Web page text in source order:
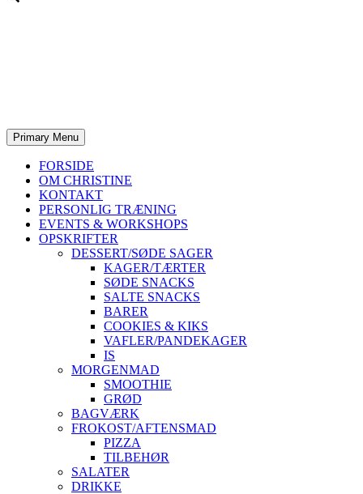
Primary Menu
FORSIDE
OM CHRISTINE
KONTAKT
PERSONLIG TRÆNING
EVENTS & WORKSHOPS
OPSKRIFTER
DESSERT/SØDE SAGER
KAGER/TÆRTER
SØDE SNACKS
SALTE SNACKS
BARER
COOKIES & KIKS
VAFLER/PANDEKAGER
IS
MORGENMAD
SMOOTHIE
GRØD
BAGVÆRK
FROKOST/AFTENSMAD
PIZZA
TILBEHØR
SALATER
DRIKKE